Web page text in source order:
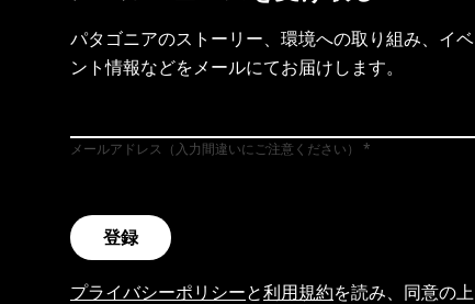
パタゴニアのストーリー、環境への取り組み、イベ
ント情報などをメールにてお届けします。
メールアドレス（入力間違いにご注意ください）
登録
プライバシーポリシーと利用規約を読み、同意の上